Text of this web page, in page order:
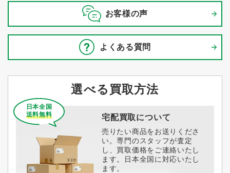
お客様の声
よくある質問
選べる買取方法
宅配買取について
日本全国
送料無料
売りたい商品をお送りくださ
い。専門のスタッフが査定
し、買取価格をご連絡いたし
ます。日本全国に対応いたし
ます。